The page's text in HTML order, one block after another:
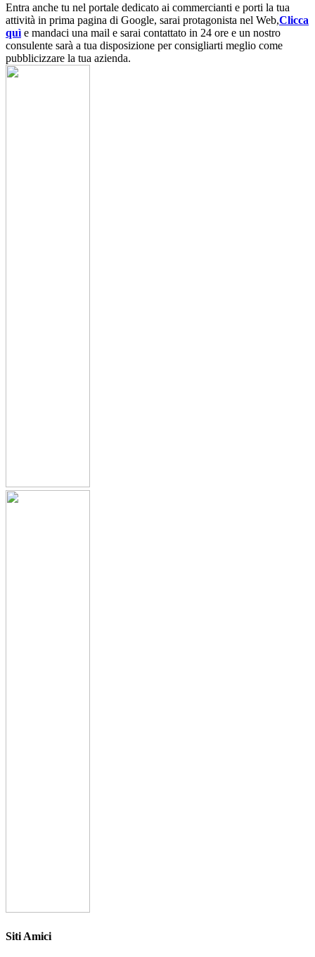
Entra anche tu nel portale dedicato ai commercianti e porti la tua
attività in prima pagina di Google, sarai protagonista nel Web,Clicca
quì e mandaci una mail e sarai contattato in 24 ore e un nostro
consulente sarà a tua disposizione per consigliarti meglio come
pubblicizzare la tua azienda.
Siti Amici